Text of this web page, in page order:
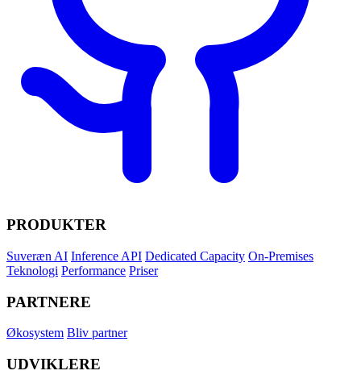
PRODUKTER
Suveræn AI Inference API Dedicated Capacity On-Premises
Teknologi Performance Priser
PARTNERE
Økosystem Bliv partner
UDVIKLERE